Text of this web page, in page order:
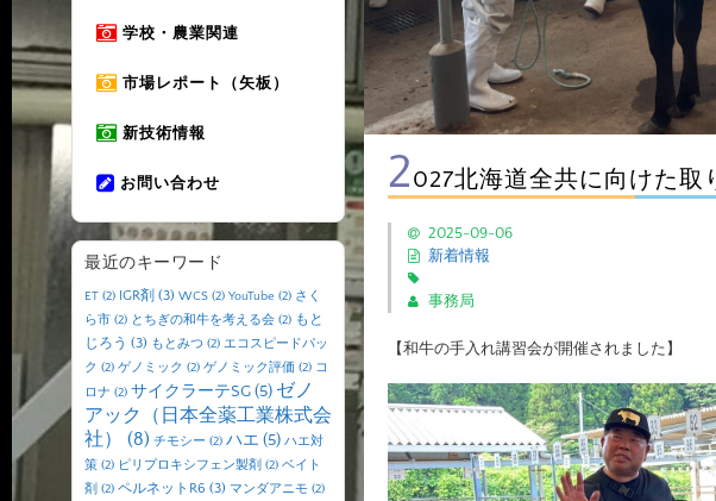
学校・農業関連
市場レポート（矢板）
新技術情報
お問い合わせ 2027北海道全共に向けた取
2025-09-06
新着情報
事務局
【和牛の手入れ講習会が開催されました】
最近のキーワード
ET (2) IGR剤 (3) WCS (2) YouTube (2) さく
ら市 (2) とちぎの和牛を考える会 (2) もと
じろう (3) もとみつ (2) エコスピードパッ
ク (2) ゲノミック (2) ゲノミック評価 (2) コ
ロナ (2) サイクラーテSG(5) ゼノ
アック（日本全薬工業株式会
社）
(8) チモシー (2) ハエ (5) ハエ対
策 (2) ピリプロキシフェン製剤 (2) ベイト
剤 (2) ペルネットR6 (3) マンダアニモ (2)